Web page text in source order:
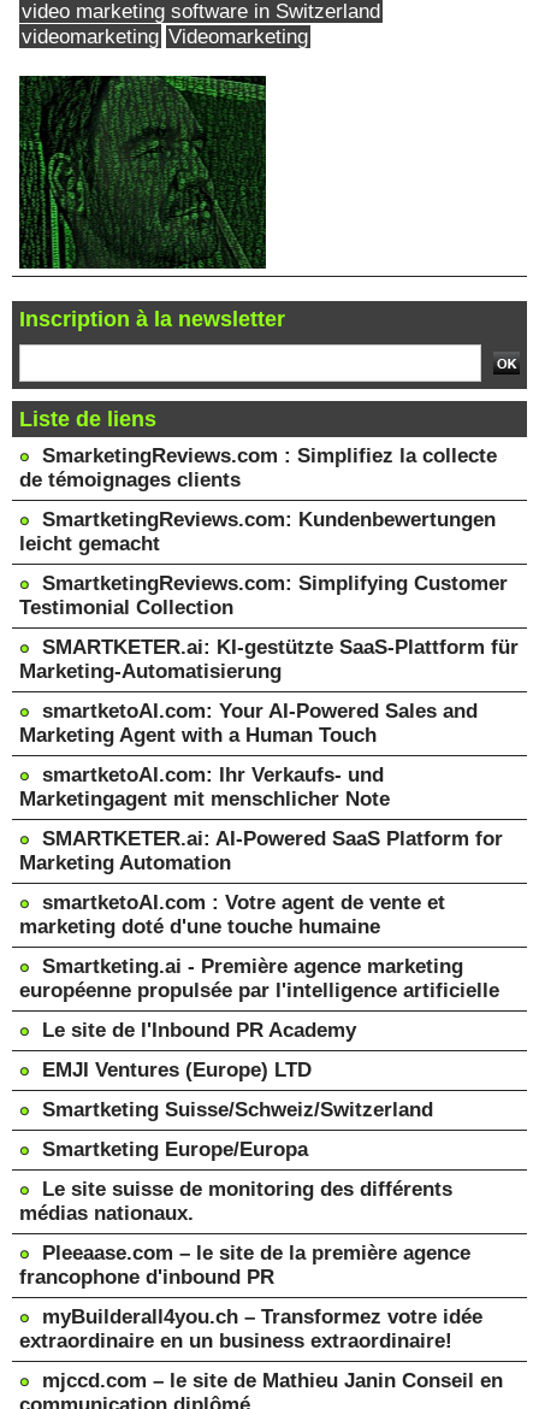
video marketing software in Switzerland
videomarketing Videomarketing
Inscription à la newsletter
Liste de liens
SmarketingReviews.com : Simplifiez la collecte
de témoignages clients
SmartketingReviews.com: Kundenbewertungen
leicht gemacht
SmartketingReviews.com: Simplifying Customer
Testimonial Collection
SMARTKETER.ai: KI-gestützte SaaS-Plattform für
Marketing-Automatisierung
smartketoAI.com: Your AI-Powered Sales and
Marketing Agent with a Human Touch
smartketoAI.com: Ihr Verkaufs- und
Marketingagent mit menschlicher Note
SMARTKETER.ai: AI-Powered SaaS Platform for
Marketing Automation
smartketoAI.com : Votre agent de vente et
marketing doté d'une touche humaine
Smartketing.ai - Première agence marketing
européenne propulsée par l'intelligence artificielle
Le site de l'Inbound PR Academy
EMJI Ventures (Europe) LTD
Smartketing Suisse/Schweiz/Switzerland
Smartketing Europe/Europa
Le site suisse de monitoring des différents
médias nationaux.
Pleeaase.com – le site de la première agence
francophone d'inbound PR
myBuilderall4you.ch – Transformez votre idée
extraordinaire en un business extraordinaire!
mjccd.com – le site de Mathieu Janin Conseil en